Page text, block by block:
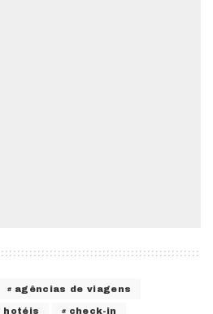
agências de viagens
hotéis check-in